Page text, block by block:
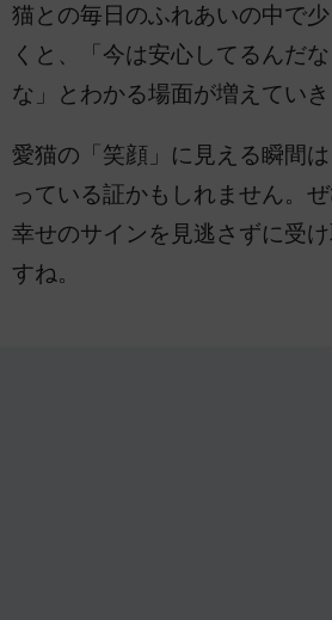
猫との毎日のふれあいの中で
くと、「今は安心してるんだ
な」とわかる場面が増えていき
愛猫の「笑顔」に見える瞬間
っている証かもしれません。
幸せのサインを見逃さずに受
すね。